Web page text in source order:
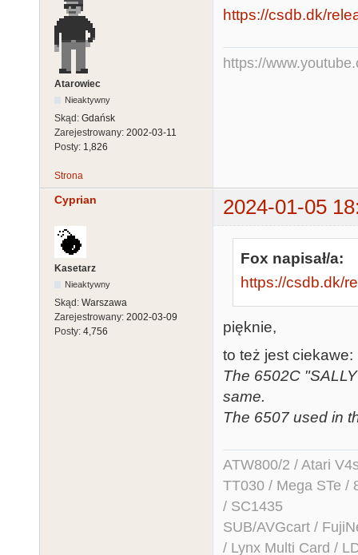
Atarowiec
Nieaktywny
Skąd: Gdańsk
Zarejestrowany: 2002-03-11
Posty: 1,826
https://csdb.dk/
https://
Strona
Cyprian 2024-01-05
Kasetarz
Nieaktywny
Skąd: Warszawa
Zarejestrowany: 2002-03-09
Posty: 4,756
Fox napisał/a:
https://csdb.dk/
pięknie,
to też jest ciekawe:
The 6502C
same.
The 6507 used in
ATW800/2 / Atari
TT030 / Mega STe /
/ SC1435
SUB/AVGcart /
/ Lynx Multi Card /